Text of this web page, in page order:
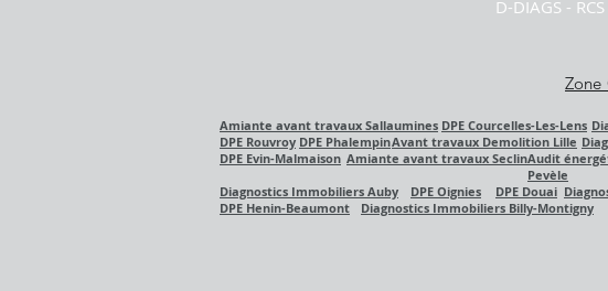
D-DIAGS -
Zone
Amiante avant travaux Sallaumines DPE Courcelles-Les-Lens
DPE Rouvroy DPE PhalempinAvant travaux Demolition Lille
DPE Evin-Malmaison Amiante avant travaux SeclinAudit
Pevèle
Diagnostics Immobiliers Auby
DPE Oignies
DPE Douai
DPE Henin-Beaumont
Diagnostics Immobiliers Billy-Montigny